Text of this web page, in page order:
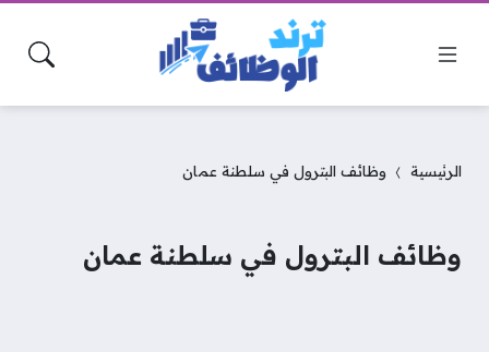
الرئيسية وظائف البترول في سلطنة عمان
وظائف البترول في سلطنة عمان